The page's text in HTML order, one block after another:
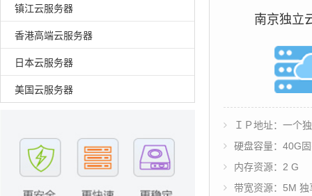
镇江云服务器
香港高端云服务器
日本云服务器
美国云服务器
南京独立
ＩＰ地址：一个
硬盘容量：40G
内存资源：2 G
带宽资源：5M 独